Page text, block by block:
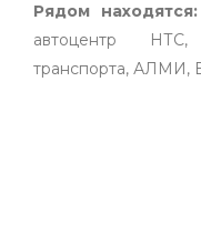
Рядом находятся:
автоцентр НТС,
транспорта, АЛМИ,